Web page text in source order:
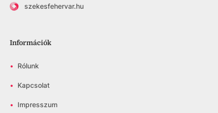
szekesfehervar.hu
Információk
• Rólunk
• Kapcsolat
• Impresszum